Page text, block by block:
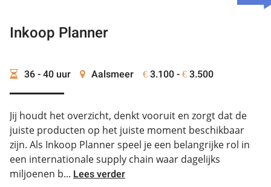
Inkoop Planner
36 - 40 uur Aalsmeer € 3.100 - € 3.500
Jij houdt het overzicht, denkt vooruit en zorgt dat de
juiste producten op het juiste moment beschikbaar
zijn. Als Inkoop Planner speel je een belangrijke rol in
een internationale supply chain waar dagelijks
miljoenen b... Lees verder